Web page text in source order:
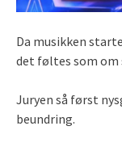
Da musikken
det føltes som om
Juryen så først
beundring.